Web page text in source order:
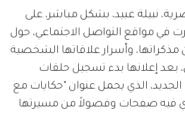
نبيلة عبيد، بشكل مباشر، على
في مواقع التواصل الاجتماعي، حول
وأسرار علاقاتها الشخصية
بعد إعلانها بدء تسجيل حلقات
الجديد، الذي يحمل عنوان "حكايات مع
فيه صفحات وفصولاً من مسيرتها